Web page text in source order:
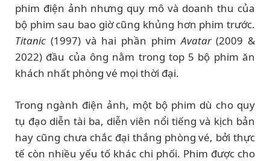
phim điện ảnh nhưng quy mô và doanh thu của
bộ phim sau bao giờ cũng khủng hơn phim trước.
Titanic (1997) và hai phần phimAvatar(2009 &
2022) đầu của ông nằm trong top 5 bộ phim ăn
khách nhất phòng vé mọi thời đại.
Trong ngành điện ảnh, một bộ phim dù cho quy
tụ đạo diễn tài ba, diễn viên nổi tiếng và kịch bản
hay cũng chưa chắc đại thắng phòng vé, bởi thực
tế còn nhiều yếu tố khác chi phối. Phim được cho